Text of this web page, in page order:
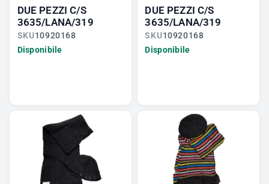
DUE PEZZI C/S
3635/LANA/319
SKU10920168
Disponibile
DUE PEZZI C/S
3635/LANA/319
SKU10920168
Disponibile